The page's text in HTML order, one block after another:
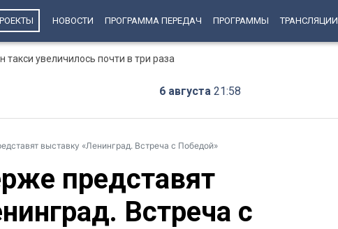
НОВОСТИ ПРОГРАММА ПЕРЕДАЧ ПРОГРАММЫ ТРАНСЛЯЦИИ
увеличилось почти в три раза
6 августа 21:58
выставку «Ленинград. Встреча с Победой»
представят
Встреча с